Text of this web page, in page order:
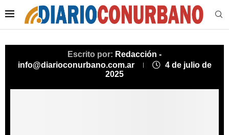
Escrito por: Redacción -
info@diarioconurbano.com.ar
4 de julio de
2025